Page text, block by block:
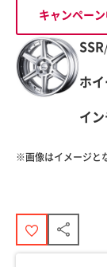
キャンペー
SSR
ホ
イ
※画像はイメージと